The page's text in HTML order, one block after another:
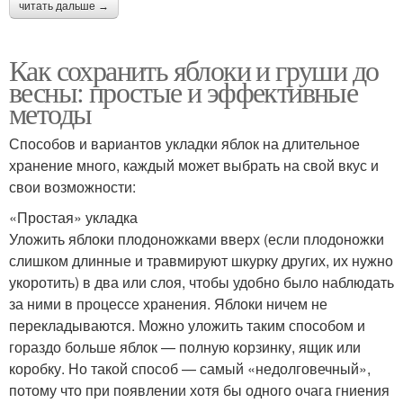
читать дальше →
Как сохранить яблоки и груши до
весны: простые и эффективные
методы
Способов и вариантов укладки яблок на длительное
хранение много, каждый может выбрать на свой вкус и
свои возможности:
«Простая» укладка
Уложить яблоки плодоножками вверх (если плодоножки
слишком длинные и травмируют шкурку других, их нужно
укоротить) в два или слоя, чтобы удобно было наблюдать
за ними в процессе хранения. Яблоки ничем не
перекладываются. Можно уложить таким способом и
гораздо больше яблок — полную корзинку, ящик или
коробку. Но такой способ — самый «недолговечный»,
потому что при появлении хотя бы одного очага гниения